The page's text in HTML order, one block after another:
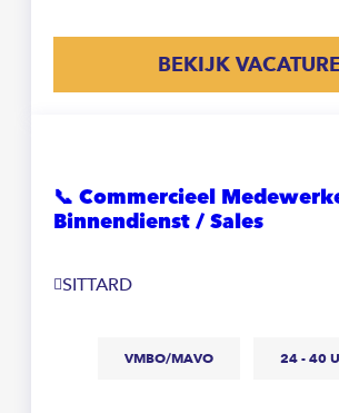
BEKIJK
📞 Commercieel
Binnendienst / Sales
SITTARD
VMBO/MAVO 24 - 40